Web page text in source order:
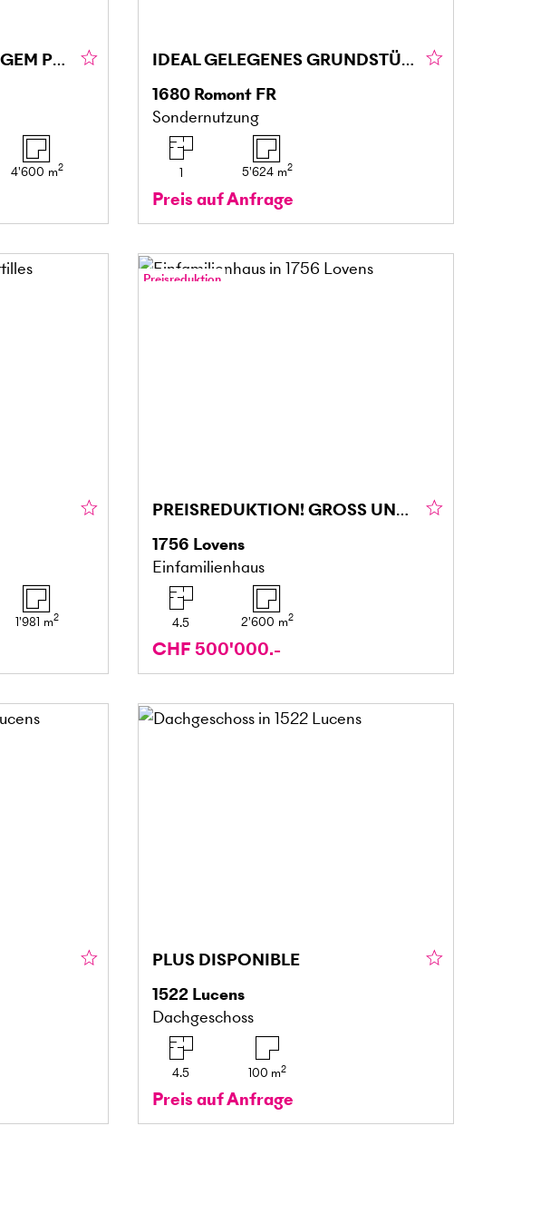
GROSSZÜGIG MIT RIESIGEM POTENZIAL
4'600 m2
IDEAL GELEGENES GRUNDSTÜCK
1680 Romont FR
Sondernutzung
1 5'624 m2
Preis auf Anfrage
1'981 m2
Preisreduktion
PREISREDUKTION! GROSS UND TIERFREUNDLICH
1756 Lovens
Einfamilienhaus
4.5 2'600 m2
CHF 500'000.-
PLUS DISPONIBLE
1522 Lucens
Dachgeschoss
4.5 100 m2
Preis auf Anfrage